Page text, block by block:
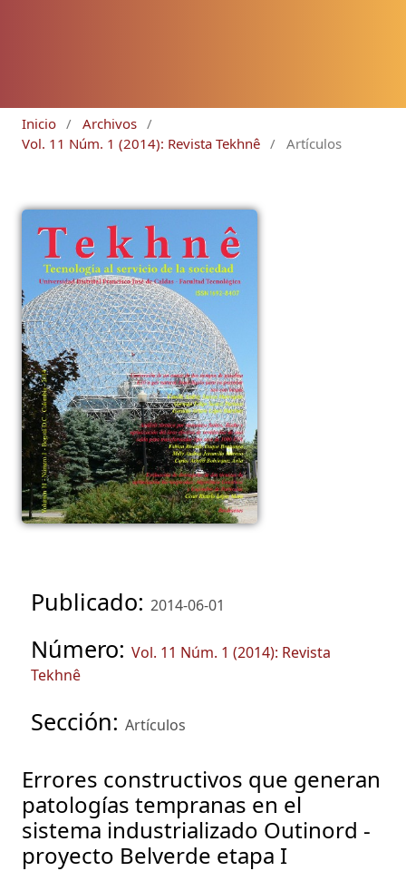
Inicio / Archivos /
Vol. 11 Núm. 1 (2014): Revista Tekhnê / Artículos
Publicado: 2014-06-01
Número: Vol. 11 Núm. 1 (2014): Revista
Tekhnê
Sección: Artículos
Errores constructivos que generan
patologías tempranas en el
sistema industrializado Outinord -
proyecto Belverde etapa I